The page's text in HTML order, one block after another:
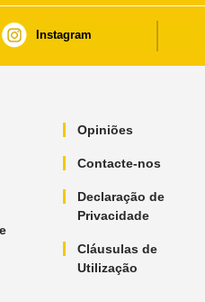
Instagram
Opiniões
Contacte-nos
Declaração de
Privacidade
Cláusulas de
Utilização